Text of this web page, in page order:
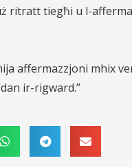
ritratt tiegħi u l-
affermazzjoni mhix
ir-rigward.”